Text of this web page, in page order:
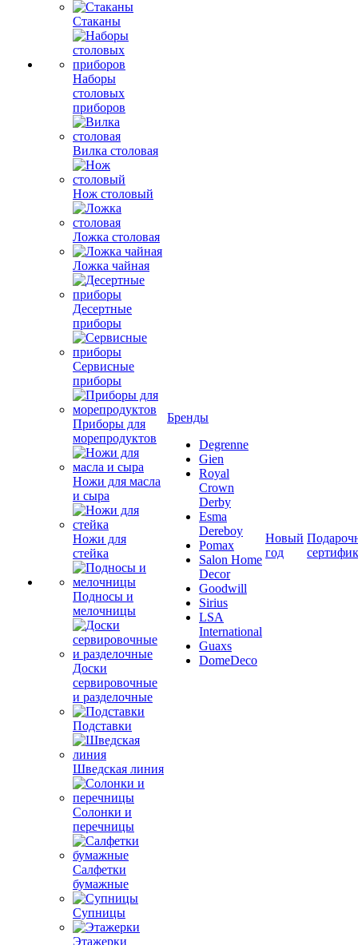
Стаканы
Наборы
столовых
приборов
Вилка столовая
Нож столовый
Ложка столовая
Ложка чайная
Десертные
приборы
Сервисные
приборы
Приборы для
морепродуктов
Ножи для масла
и сыра
Ножи для
стейка
Подносы и
мелочницы
Доски
сервировочные
и разделочные
Подставки
Шведская линия
Солонки и
перечницы
Салфетки
бумажные
Супницы
Этажерки
Бренды
Degrenne
Gien
Royal
Crown
Derby
Esma
Dereboy
Pomax
Salon Home
Decor
Goodwill
Sirius
LSA
International
Guaxs
DomeDeco
Новый
год